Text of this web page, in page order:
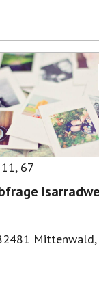
, 67
Mittenwald,